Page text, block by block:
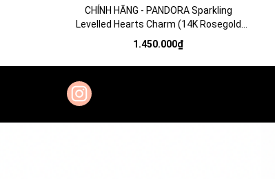
CHÍNH HÃNG - PANDORA Sparkling
Levelled Hearts Charm (14K Rosegold
plated / Silver Sterling 925, Zircona) Hạt
trang trí vòng tay hình trái tim
1.450.000₫